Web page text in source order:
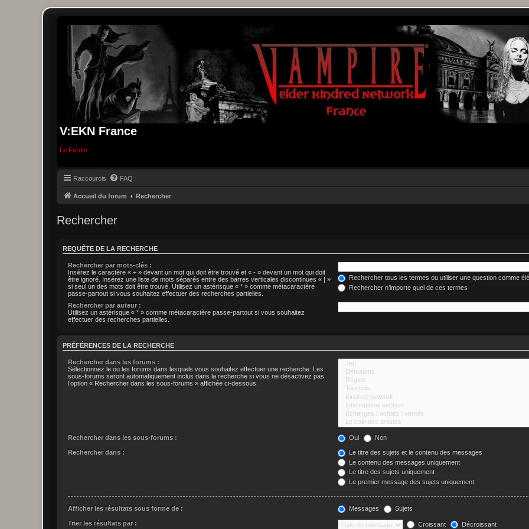
V:EKN France
Le Forum
Raccourcis FAQ
Accueil du forum Rechercher
Rechercher
REQUÊTE DE LA RECHERCHE
Rechercher par mots-clés :
Insérez le caractère « + » devant un mot qui doit être trouvé et « - » devant un mot qui doit
être ignoré. Insérez une liste de mots séparés entre des barres verticales discontinues « | »
si seul un des mots doit être trouvé. Utilisez un astérisque « * » comme métacaractère
passe-partout si vous souhaitez effectuer des recherches partielles.
Rechercher tous les termes ou utiliser une question comme
Rechercher n’importe quel de ces termes
Rechercher par auteur :
Utilisez un astérisque « * » comme métacaractère passe-partout si vous souhaitez
effectuer des recherches partielles.
PRÉFÉRENCES DE LA RECHERCHE
Rechercher dans les forums :
Sélectionnez le ou les forums dans lesquels vous souhaitez effectuer une recherche. Les
sous-forums seront automatiquement inclus dans la recherche si vous ne désactivez pas
l’option « Rechercher dans les sous-forums » affichée ci-dessous.
Rechercher dans les sous-forums : Oui Non
Rechercher dans :
Le titre des sujets et le contenu des messages
Le contenu des messages uniquement
Le titre des sujets uniquement
Le premier message des sujets uniquement
Afficher les résultats sous forme de : Messages Sujets
Trier les résultats par : Croissant Décroissant